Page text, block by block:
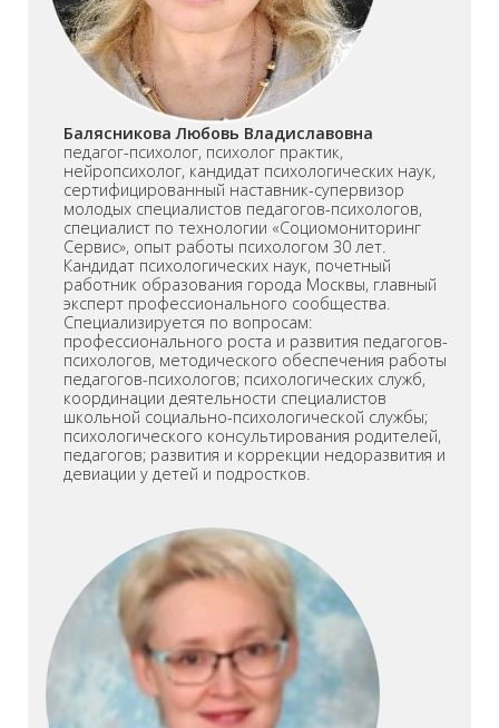
Балясникова Любовь Владиславовна
педагог-психолог, психолог практик,
нейропсихолог, кандидат психологических наук,
сертифицированный наставник-супервизор
молодых специалистов педагогов-психологов,
специалист по технологии «Социомониторинг
Сервис», опыт работы психологом 30 лет.
Кандидат психологических наук, почетный
работник образования города Москвы, главный
эксперт профессионального сообщества.
Специализируется по вопросам:
профессионального роста и развития педагогов-
психологов, методического обеспечения работы
педагогов-психологов; психологических служб,
координации деятельности специалистов
школьной социально-психологической службы;
психологического консультирования родителей,
педагогов; развития и коррекции недоразвития и
девиации у детей и подростков.